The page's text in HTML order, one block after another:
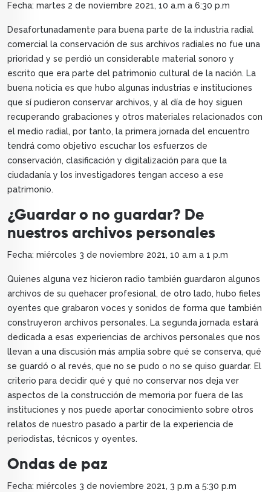
Fecha: martes 2 de noviembre 2021, 10 a.m a 6:30 p.m
Desafortunadamente para buena parte de la industria radial
comercial la conservación de sus archivos radiales no fue una
prioridad y se perdió un considerable material sonoro y
escrito que era parte del patrimonio cultural de la nación. La
buena noticia es que hubo algunas industrias e instituciones
que sí pudieron conservar archivos, y al día de hoy siguen
recuperando grabaciones y otros materiales relacionados con
el medio radial, por tanto, la primera jornada del encuentro
tendrá como objetivo escuchar los esfuerzos de
conservación, clasificación y digitalización para que la
ciudadanía y los investigadores tengan acceso a ese
patrimonio.
¿Guardar o no guardar? De
nuestros archivos personales
Fecha: miércoles 3 de noviembre 2021, 10 a.m a 1 p.m
Quienes alguna vez hicieron radio también guardaron algunos
archivos de su quehacer profesional, de otro lado, hubo fieles
oyentes que grabaron voces y sonidos de forma que también
construyeron archivos personales. La segunda jornada estará
dedicada a esas experiencias de archivos personales que nos
llevan a una discusión más amplia sobre qué se conserva, qué
se guardó o al revés, que no se pudo o no se quiso guardar. El
criterio para decidir qué y qué no conservar nos deja ver
aspectos de la construcción de memoria por fuera de las
instituciones y nos puede aportar conocimiento sobre otros
relatos de nuestro pasado a partir de la experiencia de
periodistas, técnicos y oyentes.
Ondas de paz
Fecha: miércoles 3 de noviembre 2021, 3 p.m a 5:30 p.m